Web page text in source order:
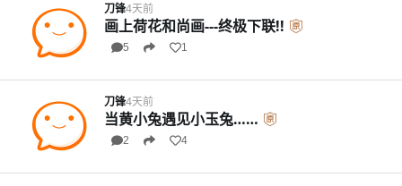
刀锋4天前
画上荷花和尚画---终极下联!!
5 1
刀锋4天前
当黄小兔遇见小玉兔……
2 4